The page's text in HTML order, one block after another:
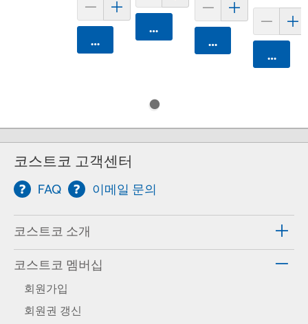
카트에 담기
카트에 담기
카트에 담기
카트에
코스트코 고객센터
FAQ 이메일 문의
코스트코 소개
코스트코 멤버십
회원가입
회원권 갱신